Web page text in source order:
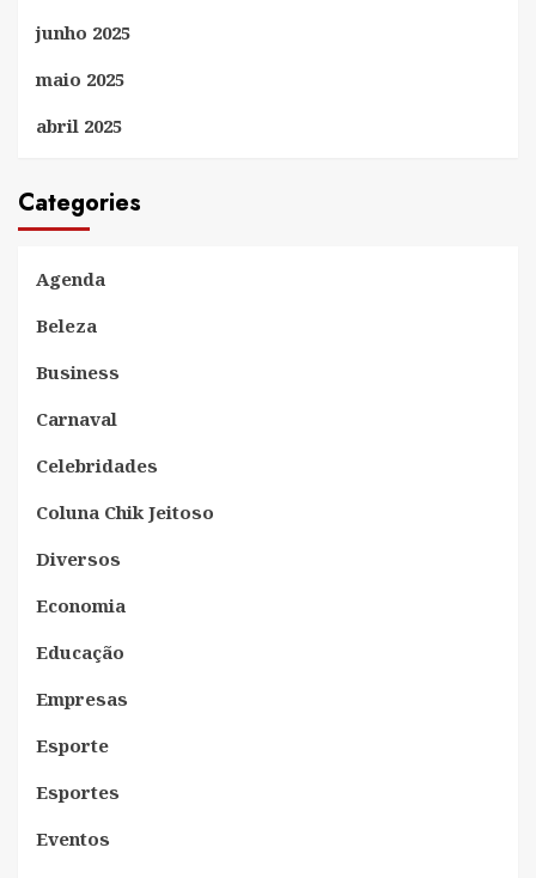
junho 2025
maio 2025
abril 2025
Categories
Agenda
Beleza
Business
Carnaval
Celebridades
Coluna Chik Jeitoso
Diversos
Economia
Educação
Empresas
Esporte
Esportes
Eventos